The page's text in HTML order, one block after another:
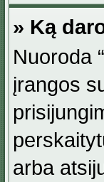
» Ką
Nuoroda
įrangos
arba